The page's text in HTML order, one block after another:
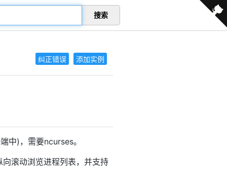
搜索
纠正错误 添加实例
中)，需要ncurses。
滚动浏览进程列表，并支持